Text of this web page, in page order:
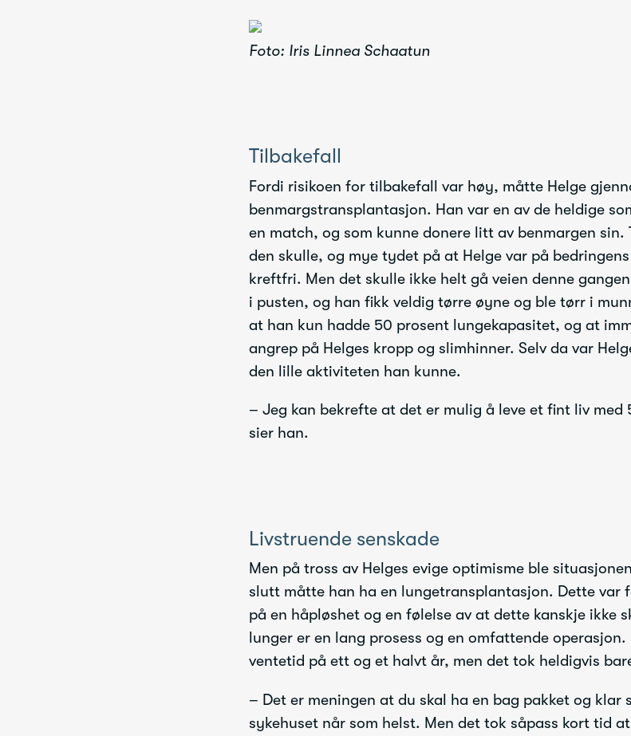
Foto: Iris Linnea Schaatun
Tilbakefall
Fordi risikoen for tilbakefall var høy, måtte Helge
benmargstransplantasjon. Han var en av de heldige
en match, og som kunne donere litt av benmargen sin.
den skulle, og mye tydet på at Helge var på
kreftfri. Men det skulle ikke helt gå veien denne
i pusten, og han fikk veldig tørre øyne og ble tørr i
at han kun hadde 50 prosent lungekapasitet, og at
angrep på Helges kropp og slimhinner. Selv da var
den lille aktiviteten han kunne.
– Jeg kan bekrefte at det er mulig å leve et fint liv
sier han.
Livstruende senskade
Men på tross av Helges evige optimisme ble
slutt måtte han ha en lungetransplantasjon. Dette var
på en håpløshet og en følelse av at dette kanskje ikke
lunger er en lang prosess og en omfattende
ventetid på ett og et halvt år, men det tok heldigvis
– Det er meningen at du skal ha en bag pakket og klar
sykehuset når som helst. Men det tok såpass kort tid